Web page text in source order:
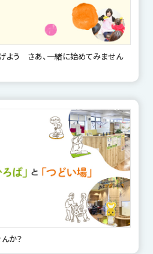
よう さあ、一緒に始めてみません
か？